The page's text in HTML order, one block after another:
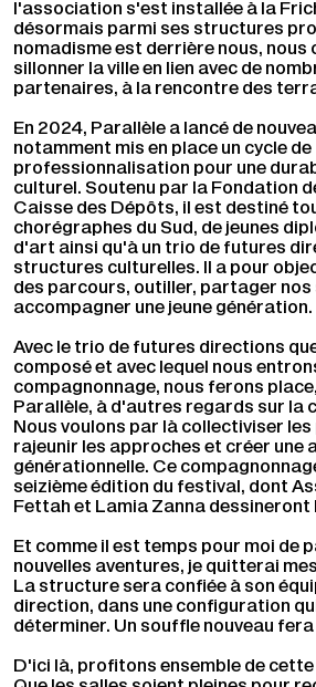
l'association s'est installée à la
désormais parmi ses structures
nomadisme est derrière nous, nous
sillonner la ville en lien avec de
partenaires, à la rencontre des
En 2024, Parallèle a lancé de
notamment mis en place un cycle de
professionnalisation pour une
culturel. Soutenu par la Fondation
Caisse des Dépôts, il est destiné
chorégraphes du Sud, de jeunes
d'art ainsi qu'à un trio de futures
structures culturelles. Il a pour
des parcours, outiller, partager
accompagner une jeune génération.
Avec le trio de futures directions
composé et avec lequel nous
compagnonnage, nous ferons
Parallèle, à d'autres regards sur la
Nous voulons par là collectiviser
rajeunir les approches et créer une
générationnelle. Ce
seizième édition du festival, dont
Fettah et Lamia Zanna
Et comme il est temps pour moi de
nouvelles aventures, je quitterai
La structure sera confiée à son
direction, dans une configuration
déterminer. Un souffle nouveau
D'ici là, profitons ensemble de